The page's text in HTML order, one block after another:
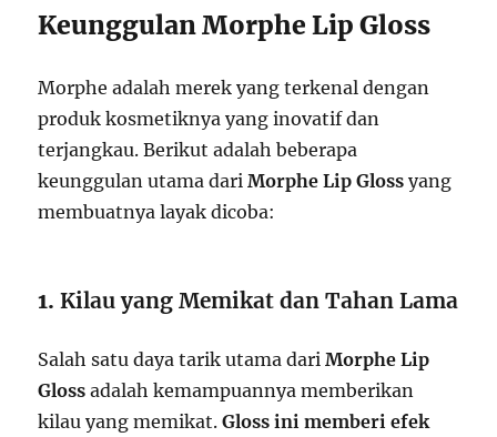
Keunggulan Morphe Lip Gloss
Morphe adalah merek yang terkenal dengan
produk kosmetiknya yang inovatif dan
terjangkau. Berikut adalah beberapa
keunggulan utama dariMorphe Lip Gloss yang
membuatnya layak dicoba:
1.Kilau yang Memikat dan Tahan Lama
Salah satu daya tarik utama dariMorphe Lip
Gloss adalah kemampuannya memberikan
kilau yang memikat.Gloss ini memberi efek